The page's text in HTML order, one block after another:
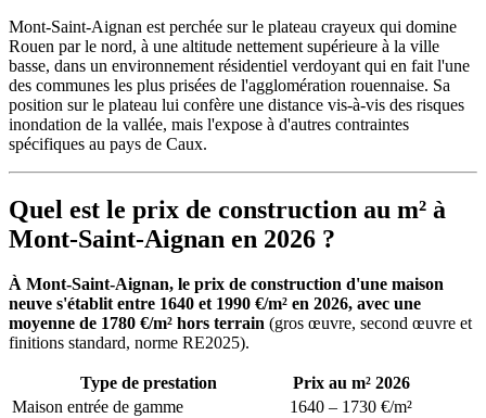
Mont-Saint-Aignan est perchée sur le plateau crayeux qui domine
Rouen par le nord, à une altitude nettement supérieure à la ville
basse, dans un environnement résidentiel verdoyant qui en fait l'une
des communes les plus prisées de l'agglomération rouennaise. Sa
position sur le plateau lui confère une distance vis-à-vis des risques
inondation de la vallée, mais l'expose à d'autres contraintes
spécifiques au pays de Caux.
Quel est le prix de construction au m² à
Mont-Saint-Aignan en 2026 ?
À Mont-Saint-Aignan, le prix de construction d'une maison
neuve s'établit entre 1640 et 1990 €/m² en 2026, avec une
moyenne de 1780 €/m² hors terrain (gros œuvre, second œuvre et
finitions standard, norme RE2025).
Type de prestation
Prix au m² 2026
Maison entrée de gamme
1640 – 1730 €/m²